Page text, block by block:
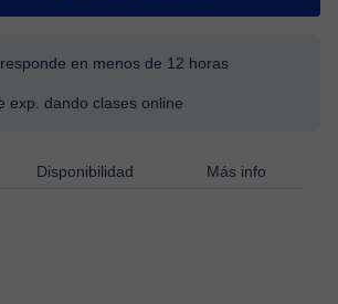
en menos de 12 horas
exp. dando clases online
Disponibilidad Más info